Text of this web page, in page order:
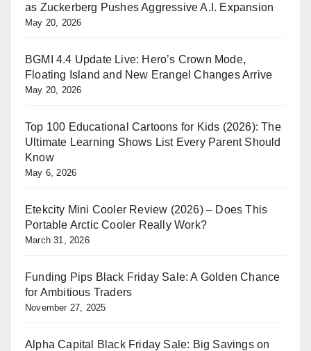
as Zuckerberg Pushes Aggressive A.I. Expansion
May 20, 2026
BGMI 4.4 Update Live: Hero’s Crown Mode,
Floating Island and New Erangel Changes Arrive
May 20, 2026
Top 100 Educational Cartoons for Kids (2026): The
Ultimate Learning Shows List Every Parent Should
Know
May 6, 2026
Etekcity Mini Cooler Review (2026) – Does This
Portable Arctic Cooler Really Work?
March 31, 2026
Funding Pips Black Friday Sale: A Golden Chance
for Ambitious Traders
November 27, 2025
Alpha Capital Black Friday Sale: Big Savings on